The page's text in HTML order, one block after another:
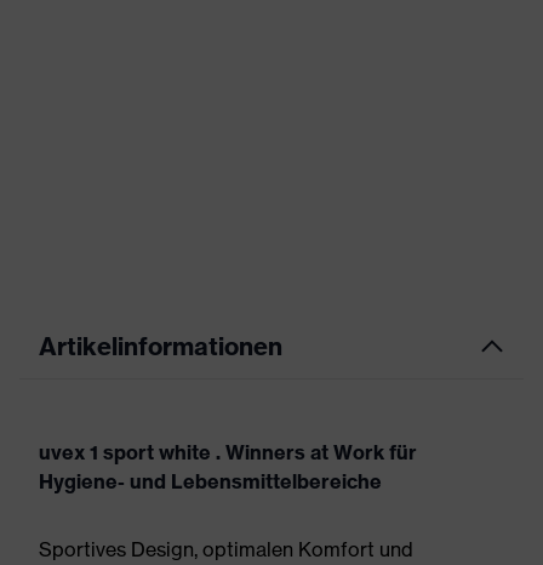
Artikelinformationen
uvex 1 sport white . Winners at Work für
Hygiene- und Lebensmittelbereiche
Sportives Design, optimalen Komfort und